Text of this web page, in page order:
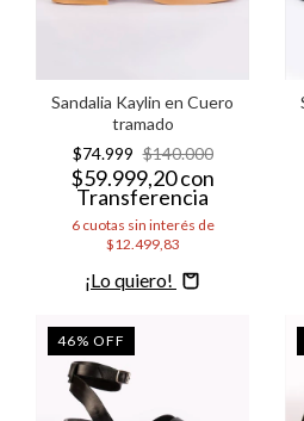
Sandalia Kaylin en Cuero
tramado
$74.999 $140.000
$59.999,20con
Transferencia
6 cuotas sin interés de
$12.499,83
Comprar
46% OFF